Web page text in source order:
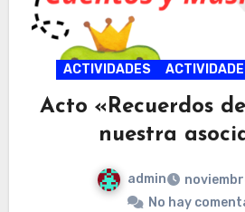
ACTIVIDADES
Acto «Recuerdos
nuestra
admin
No hay